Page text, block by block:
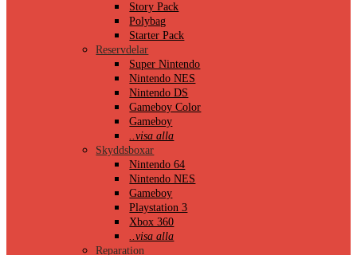
Story Pack
Polybag
Starter Pack
Reservdelar
Super Nintendo
Nintendo NES
Nintendo DS
Gameboy Color
Gameboy
..visa alla
Skyddsboxar
Nintendo 64
Nintendo NES
Gameboy
Playstation 3
Xbox 360
..visa alla
Reparation